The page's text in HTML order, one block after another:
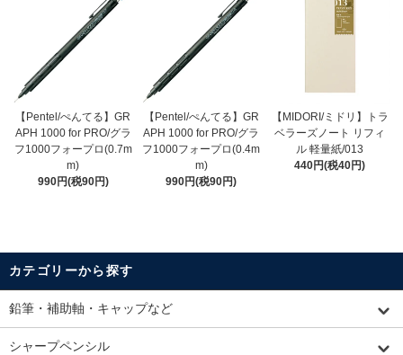
【Pentel/ぺんてる】GR
APH 1000 for PRO/グラ
フ1000フォープロ(0.7m
m)
990円(税90円)
【Pentel/ぺんてる】GR
APH 1000 for PRO/グラ
フ1000フォープロ(0.4m
m)
990円(税90円)
【MIDORI/ミドリ】トラ
ベラーズノート リフィ
ル 軽量紙/013
440円(税40円)
カテゴリーから探す
鉛筆・補助軸・キャップなど
シャープペンシル